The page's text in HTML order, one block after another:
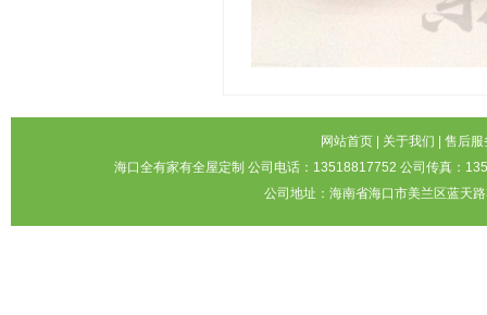
网站首页 关于我们
售后服
海口全有家有全屋定制 公司电话：13518817752 公司传真：
公司地址：海南省海口市美兰区蓝天